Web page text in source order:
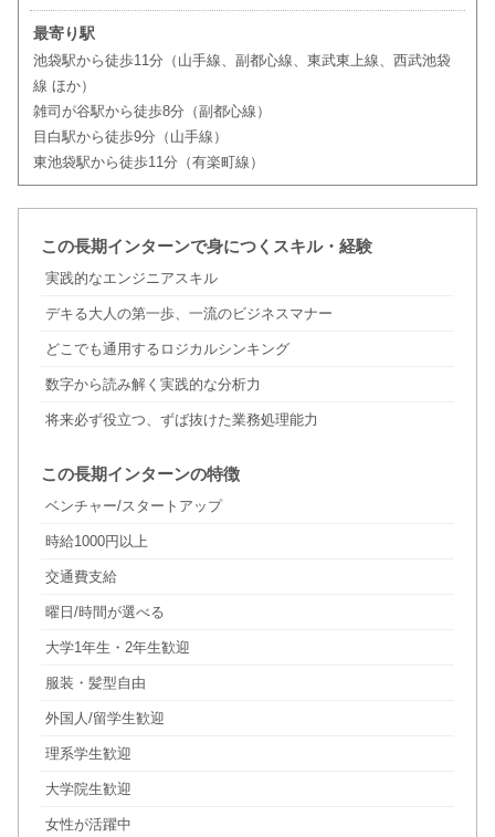
最寄り駅
池袋駅から徒歩11分（山手線、副都心線、東武東上線、西武池袋
線 ほか）
雑司が谷駅から徒歩8分（副都心線）
目白駅から徒歩9分（山手線）
東池袋駅から徒歩11分（有楽町線）
この長期インターンで身につくスキル・経験
実践的なエンジニアスキル
デキる大人の第一歩、一流のビジネスマナー
どこでも通用するロジカルシンキング
数字から読み解く実践的な分析力
将来必ず役立つ、ずば抜けた業務処理能力
この長期インターンの特徴
ベンチャー/スタートアップ
時給1000円以上
交通費支給
曜日/時間が選べる
大学1年生・2年生歓迎
服装・髪型自由
外国人/留学生歓迎
理系学生歓迎
大学院生歓迎
女性が活躍中